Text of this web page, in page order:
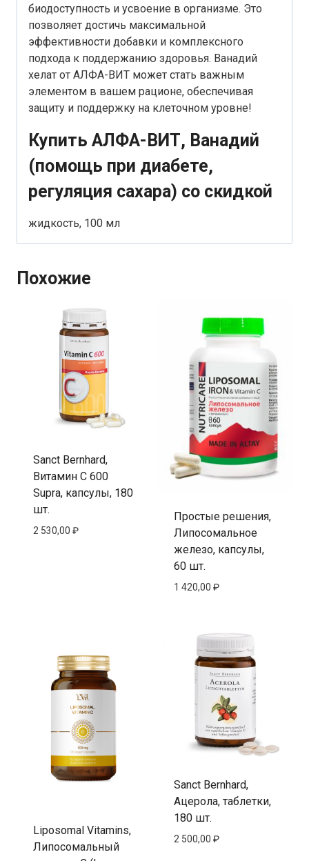
биодоступность и усвоение в организме. Это
позволяет достичь максимальной
эффективности добавки и комплексного
подхода к поддержанию здоровья. Ванадий
хелат от АЛФА-ВИТ может стать важным
элементом в вашем рационе, обеспечивая
защиту и поддержку на клеточном уровне!
Купить АЛФА-ВИТ, Ванадий
(помощь при диабете,
регуляция сахара) со скидкой
жидкость, 100 мл
Похожие
Sanct Bernhard,
Витамин C 600
Supra, капсулы, 180
шт.
2 530,00 ₽
Простые решения,
Липосомальное
железо, капсулы,
60 шт.
1 420,00 ₽
Liposomal Vitamins,
Липосомальный
Sanct Bernhard,
Ацерола, таблетки,
180 шт.
2 500,00 ₽